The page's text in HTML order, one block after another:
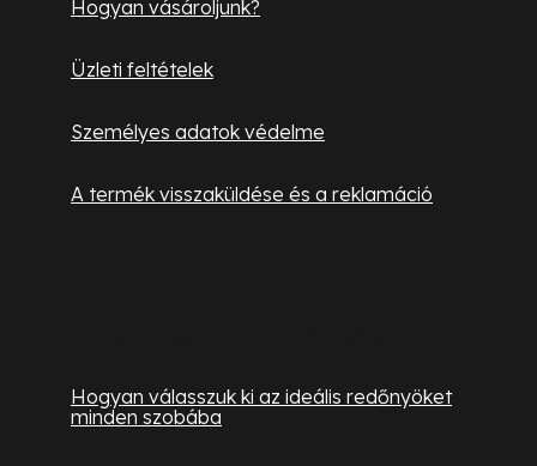
Hogyan vásároljunk?
Üzleti feltételek
Személyes adatok védelme
A termék visszaküldése és a reklamáció
Hogyan válasszuk ki az ideális redőnyöket
minden szobába